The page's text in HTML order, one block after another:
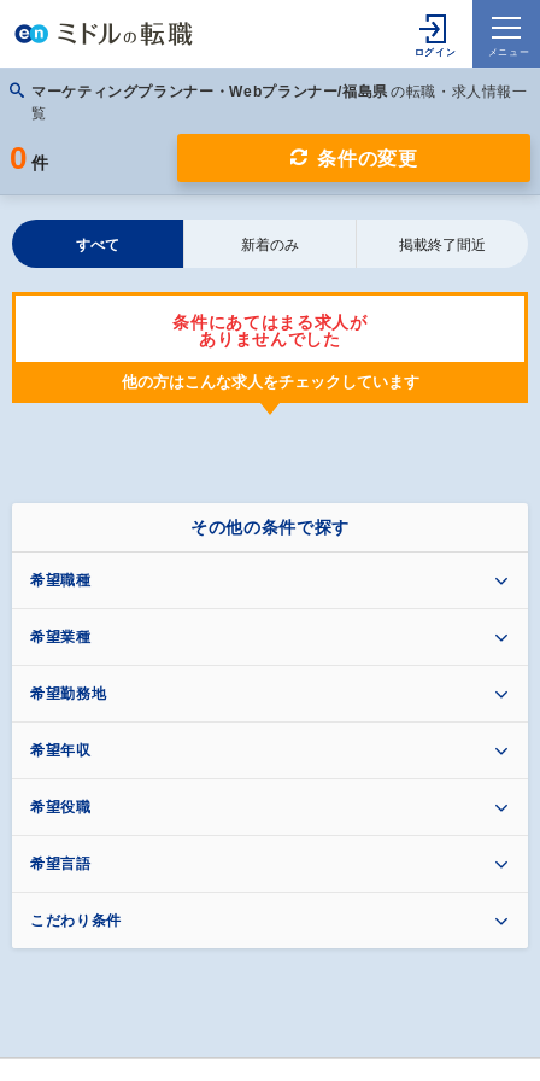
マーケティングプランナー・Webプランナー/福島県 の転職・求人情報一
覧
0 件 条件の変更
すべて 新着のみ 掲載終了間近
条件にあてはまる求人が
ありませんでした
他の方はこんな求人をチェックしています
その他の条件で探す
希望職種
希望業種
希望勤務地
希望年収
希望役職
希望言語
こだわり条件